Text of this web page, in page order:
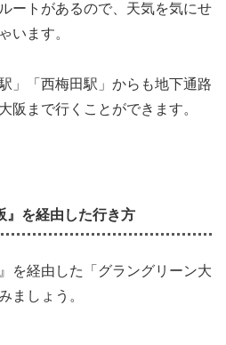
ートがあるので、天気を気にせ
います。
」「西梅田駅」からも地下通路
阪まで行くことができます。
を経由した行き方
を経由した「グラングリーン大
ましょう。